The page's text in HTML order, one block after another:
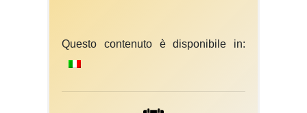
Questo contenuto è disponibile in: